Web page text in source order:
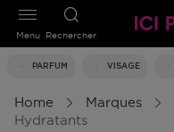
Rechercher
PARFUM VISAGE
Menu
Home Marques
Hydratants